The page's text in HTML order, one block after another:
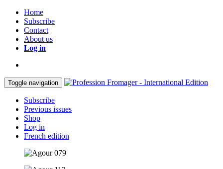
Home
Subscribe
Contact
About us
Log in
Toggle navigation
Subscribe
Previous issues
Shop
Log in
French edition